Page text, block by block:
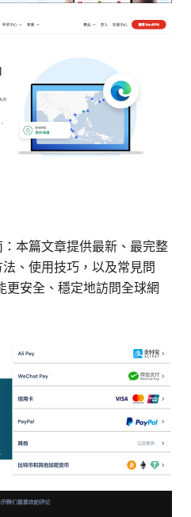
本篇文章提供最新、最完整
、使用技巧，以及常見問
更安全、穩定地訪問全球網